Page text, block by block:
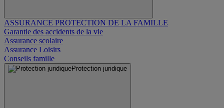
ASSURANCE PROTECTION DE LA FAMILLE
Garantie des accidents de la vie
Assurance scolaire
Assurance Loisirs
Conseils famille
Protection juridique